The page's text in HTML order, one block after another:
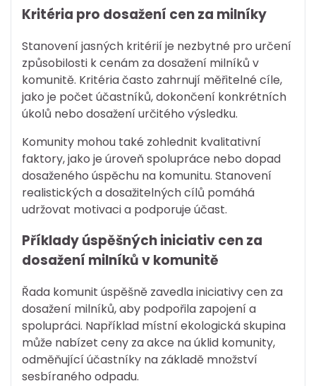
Kritéria pro dosažení cen za milníky
Stanovení jasných kritérií je nezbytné pro určení
způsobilosti k cenám za dosažení milníků v
komunitě. Kritéria často zahrnují měřitelné cíle,
jako je počet účastníků, dokončení konkrétních
úkolů nebo dosažení určitého výsledku.
Komunity mohou také zohlednit kvalitativní
faktory, jako je úroveň spolupráce nebo dopad
dosaženého úspěchu na komunitu. Stanovení
realistických a dosažitelných cílů pomáhá
udržovat motivaci a podporuje účast.
Příklady úspěšných iniciativ cen za
dosažení milníků v komunitě
Řada komunit úspěšně zavedla iniciativy cen za
dosažení milníků, aby podpořila zapojení a
spolupráci. Například místní ekologická skupina
může nabízet ceny za akce na úklid komunity,
odměňující účastníky na základě množství
sesbíraného odpadu.